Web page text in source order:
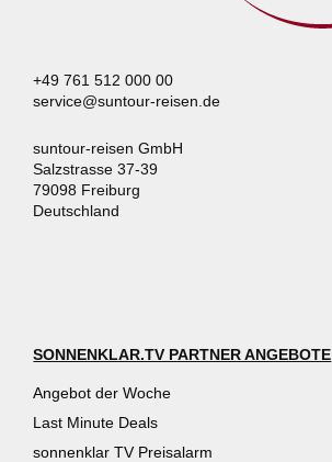
+49 761 512 000 00
service@suntour-reisen.de
suntour-reisen GmbH
Salzstrasse 37-39
79098 Freiburg
Deutschland
SONNENKLAR.TV PARTNER ANGEBOTE
Angebot der Woche
Last Minute Deals
sonnenklar TV Preisalarm